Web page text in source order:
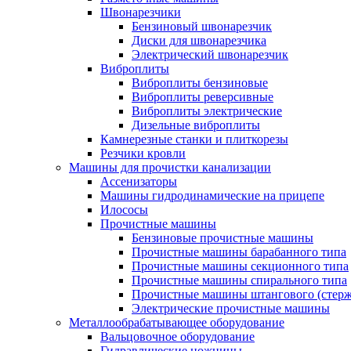
Швонарезчики
Бензиновый швонарезчик
Диски для швонарезчика
Электрический швонарезчик
Виброплиты
Виброплиты бензиновые
Виброплиты реверсивные
Виброплиты электрические
Дизельные виброплиты
Камнерезные станки и плиткорезы
Резчики кровли
Машины для прочистки канализации
Ассенизаторы
Машины гидродинамические на прицепе
Илососы
Прочистные машины
Бензиновые прочистные машины
Прочистные машины барабанного типа
Прочистные машины секционного типа
Прочистные машины спирального типа
Прочистные машины штангового
Электрические прочистные машины
Металлообрабатывающее оборудование
Вальцовочное оборудование